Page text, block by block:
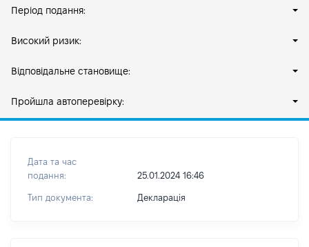
Період подання:
Високий ризик:
Відповідальне становище:
Пройшла автоперевірку:
Дата та час
подання:
25.01.2024 16:46
Тип документа: Декларація